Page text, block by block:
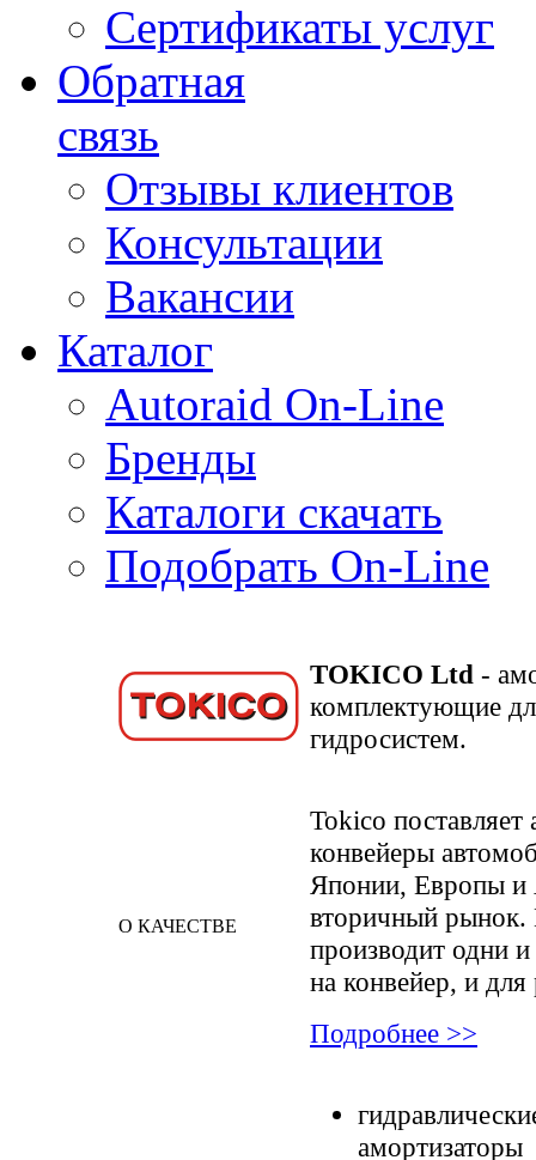
Сертификаты услуг
Обратная
связь
Отзывы клиентов
Консультации
Вакансии
Каталог
Autoraid On-Line
Бренды
Каталоги скачать
Подобрать On-Line
TOKICO Ltd -
комплектующие
гидросистем.
О КАЧЕСТВЕ
Tokico поставляет
конвейеры
Японии, Европы и
вторичный рынок.
производит одни
на конвейер, и для
Подробнее >>
амортизаторы